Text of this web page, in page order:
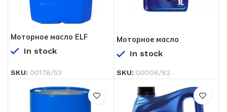
Моторное масло ELF
140 20 л
In stock
SKU: 00178/53
Моторное масло
40 1 лIn stock
SKU: 00008/82